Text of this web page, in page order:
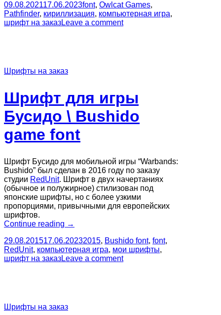
игры
Pathfinder:
Wrath of the Righteous”
09.08.202117.06.2023font, Owlcat Games,
Pathfinder, кириллизация, компьютерная игра,
шрифт на заказLeave a comment
Шрифты на заказ
Шрифт для игры
Бусидо \ Bushido
game font
Шрифт Бусидо для мобильной игры “Warbands:
Bushido” был сделан в 2016 году по заказу
студии RedUnit. Шрифт в двух начертаниях
(обычное и полужирное) стилизован под
японские шрифты, но с более узкими
пропорциями, привычными для европейских
шрифтов.
Continue reading “Шрифт
игры
Бусидо
\
→
29.08.201517.06.20232015, Bushido font, font,
RedUnit, компьютерная игра, мои шрифты,
шрифт на заказLeave a comment
Шрифты на заказ